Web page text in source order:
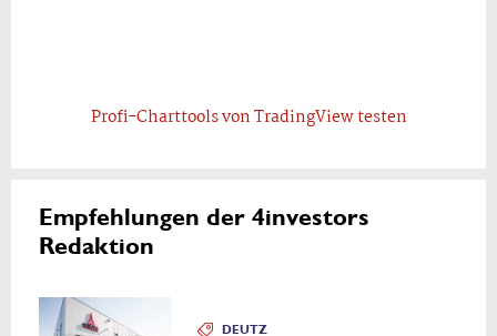
Profi-Charttools von TradingView testen
Empfehlungen der 4investors
Redaktion
DEUTZ